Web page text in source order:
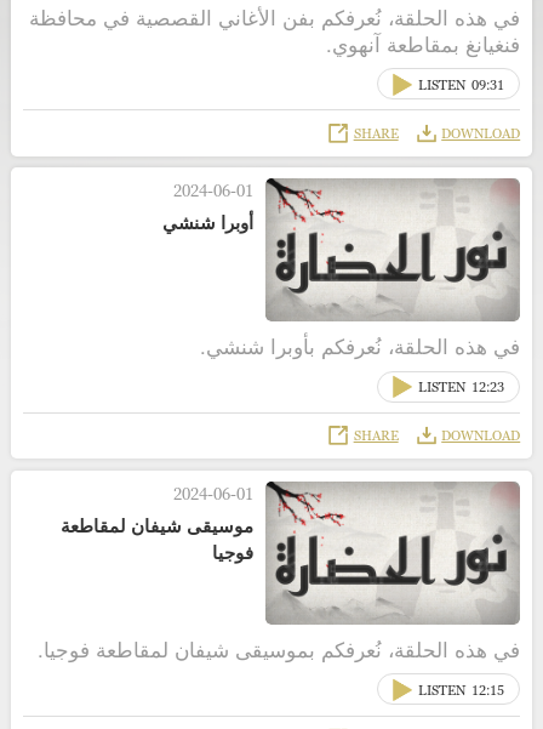
في هذه الحلقة، نُعرفكم بفن الأغاني القصصية في محافظة
فنغيانغ بمقاطعة آنهوي.
LISTEN 09:31
DOWNLOAD
SHARE
2024-06-01
أوبرا شنشي
في هذه الحلقة، نُعرفكم بأوبرا شنشي.
LISTEN 12:23
DOWNLOAD
SHARE
2024-06-01
موسيقى شيفان لمقاطعة
فوجيا
في هذه الحلقة، نُعرفكم بموسيقى شيفان لمقاطعة فوجيا.
LISTEN 12:15